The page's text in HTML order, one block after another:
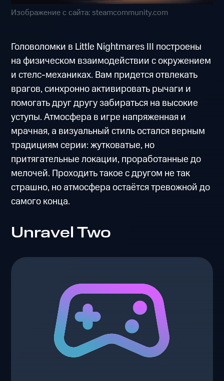
Изображение с сайта: steamcommunity.com
Головоломки в Little Nightmares III построены
на физическом взаимодействии с окружением
и стелс-механиках. Вам придется отвлекать
врагов, синхронно активировать рычаги и
помогать друг другу забираться на высокие
уступы. Атмосфера в игре напряженная и
мрачная, а визуальный стиль остался верным
традициям серии: жутковатые, но
притягательные локации, проработанные до
мелочей. Проходить такое с другом не так
страшно, но атмосфера остаётся тревожной до
самого конца.
Unravel Two